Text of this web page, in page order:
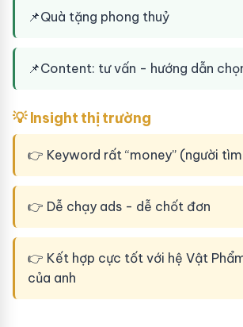
📌Quà tặng phong thuỷ
📌Content: tư vấn - hướng dẫn
💡 Insight thị trường
👉 Keyword rất “money” (người
👉 Dễ chạy ads - dễ chốt đơn
👉 Kết hợp cực tốt với hệ Vật
của anh